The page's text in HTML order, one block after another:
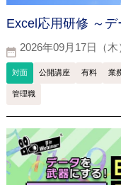
Excel応用研修 ～
2026年09月17日（
対面 公開講座 有料 業
管理職